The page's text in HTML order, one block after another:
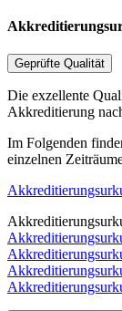
Geprüfte Qualität
Die exzellente
Akkreditierung
Im Folgenden
einzelnen